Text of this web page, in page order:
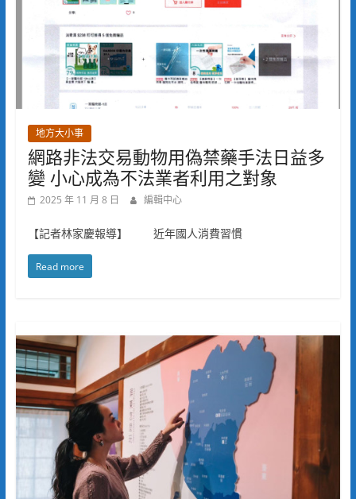
地方大小事
網路非法交易動物用偽禁藥手法日益多
變 小心成為不法業者利用之對象
2025 年 11 月 8 日 編輯中心
【記者林家慶報導】 近年國人消費習慣
Read more